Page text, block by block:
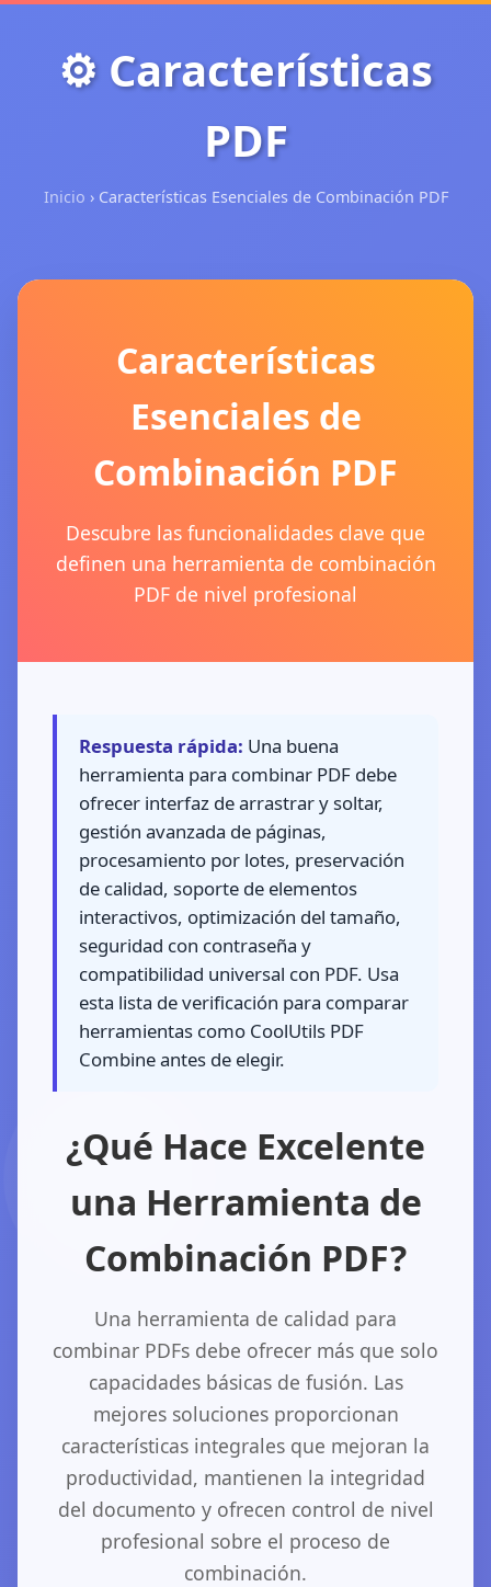
⚙️ Características
PDF
Inicio › Características Esenciales de Combinación PDF
Características
Esenciales de
Combinación PDF
Descubre las funcionalidades clave que
definen una herramienta de combinación
PDF de nivel profesional
Respuesta rápida: Una buena
herramienta para combinar PDF debe
ofrecer interfaz de arrastrar y soltar,
gestión avanzada de páginas,
procesamiento por lotes, preservación
de calidad, soporte de elementos
interactivos, optimización del tamaño,
seguridad con contraseña y
compatibilidad universal con PDF. Usa
esta lista de verificación para comparar
herramientas como CoolUtils PDF
Combine antes de elegir.
¿Qué Hace Excelente
una Herramienta de
Combinación PDF?
Una herramienta de calidad para
combinar PDFs debe ofrecer más que solo
capacidades básicas de fusión. Las
mejores soluciones proporcionan
características integrales que mejoran la
productividad, mantienen la integridad
del documento y ofrecen control de nivel
profesional sobre el proceso de
combinación.